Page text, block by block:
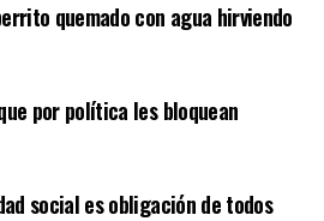
quemado con agua hirviendo
por política les bloquean
social es obligación de todos